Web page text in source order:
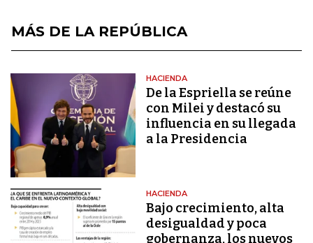
MÁS DE LA REPÚBLICA
HACIENDA
De la Espriella se reúne
con Milei y destacó su
influencia en su llegada
a la Presidencia
HACIENDA
Bajo crecimiento, alta
desigualdad y poca
gobernanza, los nuevos